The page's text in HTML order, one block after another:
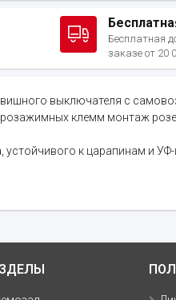
Бесплатная
заказе от 20
выключателя с
клемм монтаж
устойчивого к царапинам и